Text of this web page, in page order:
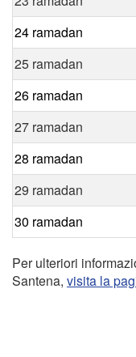
24 ramadan
25 ramadan
26 ramadan
27 ramadan
28 ramadan
29 ramadan
30 ramadan
Per ulteriori
Santena, visita la